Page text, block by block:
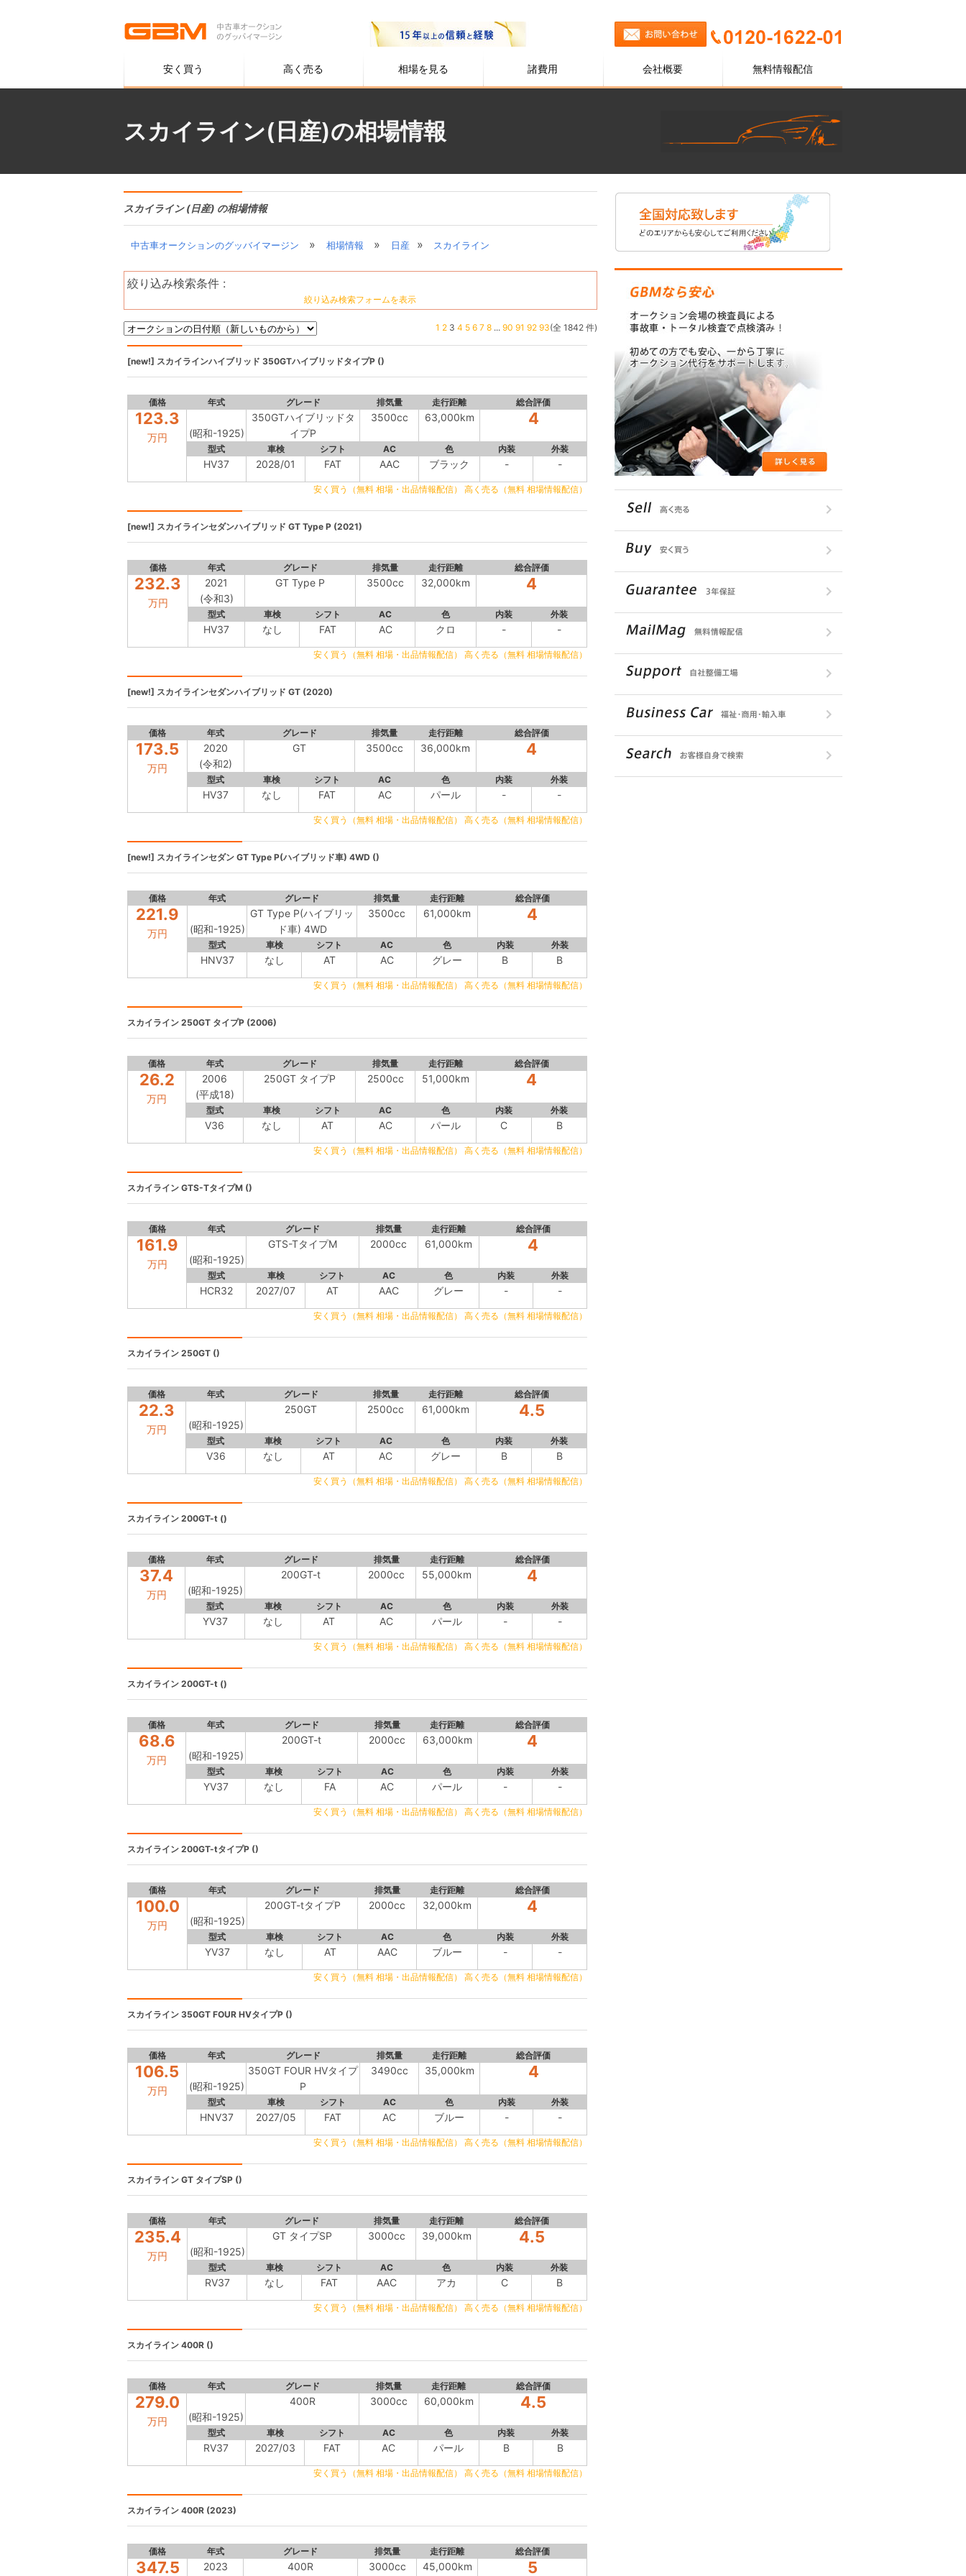
安く買う 高く売る 相場を見る 諸費用 会社概要 無料情報配信
スカイライン(日産)の相場情報
スカイライン (日産) の相場情報
中古車オークションのグッバイマージン » 相場情報 » 日産 » スカイライン
絞り込み検索条件 :
絞り込み検索フォームを表示
1 23 4 5 6 7 8... 90 91 92 93(全 1842 件)
[new!] スカイラインハイブリッド 350GTハイブリッドタイプP ()
価格 年式 グレード 排気量 走行距離 総合評価
123.3
万円 (昭和-1925)
350GTハイブリッドタ
イプP
3500cc 63,000km 4
型式 車検 シフト AC 色 内装 外装
HV37 2028/01 FAT AAC ブラック - -
安く買う（無料 相場・出品情報配信） 高く売る（無料 相場情報配信）
[new!] スカイラインセダンハイブリッド GT Type P (2021)
価格 年式 グレード 排気量 走行距離 総合評価
232.3
万円
2021
(令和3)
GT Type P 3500cc 32,000km 4
型式 車検 シフト AC 色 内装 外装
HV37 なし FAT AC クロ - -
安く買う（無料 相場・出品情報配信） 高く売る（無料 相場情報配信）
[new!] スカイラインセダンハイブリッド GT (2020)
価格 年式 グレード 排気量 走行距離 総合評価
173.5
万円
2020
(令和2)
GT 3500cc 36,000km 4
型式 車検 シフト AC 色 内装 外装
HV37 なし FAT AC パール - -
安く買う（無料 相場・出品情報配信） 高く売る（無料 相場情報配信）
[new!] スカイラインセダン GT Type P(ハイブリッド車) 4WD ()
価格 年式 グレード 排気量 走行距離 総合評価
221.9
万円 (昭和-1925)
GT Type P(ハイブリッ
ド車) 4WD
3500cc 61,000km 4
型式 車検 シフト AC 色 内装 外装
HNV37 なし AT AC グレー B B
安く買う（無料 相場・出品情報配信） 高く売る（無料 相場情報配信）
スカイライン 250GT タイプP (2006)
価格 年式 グレード 排気量 走行距離 総合評価
26.2
万円
2006
(平成18)
250GT タイプP 2500cc 51,000km 4
型式 車検 シフト AC 色 内装 外装
V36 なし AT AC パール C B
安く買う（無料 相場・出品情報配信） 高く売る（無料 相場情報配信）
スカイライン GTS-TタイプM ()
価格 年式 グレード 排気量 走行距離 総合評価
161.9
万円 (昭和-1925)
GTS-TタイプM 2000cc 61,000km 4
型式 車検 シフト AC 色 内装 外装
HCR32 2027/07 AT AAC グレー - -
安く買う（無料 相場・出品情報配信） 高く売る（無料 相場情報配信）
スカイライン 250GT ()
価格 年式 グレード 排気量 走行距離 総合評価
22.3
万円 (昭和-1925)
250GT 2500cc 61,000km 4.5
型式 車検 シフト AC 色 内装 外装
V36 なし AT AC グレー B B
安く買う（無料 相場・出品情報配信） 高く売る（無料 相場情報配信）
スカイライン 200GT-t ()
価格 年式 グレード 排気量 走行距離 総合評価
37.4
万円 (昭和-1925)
200GT-t 2000cc 55,000km 4
型式 車検 シフト AC 色 内装 外装
YV37 なし AT AC パール - -
安く買う（無料 相場・出品情報配信） 高く売る（無料 相場情報配信）
スカイライン 200GT-t ()
価格 年式 グレード 排気量 走行距離 総合評価
68.6
万円 (昭和-1925)
200GT-t 2000cc 63,000km 4
型式 車検 シフト AC 色 内装 外装
YV37 なし FA AC パール - -
安く買う（無料 相場・出品情報配信） 高く売る（無料 相場情報配信）
スカイライン 200GT-tタイプP ()
価格 年式 グレード 排気量 走行距離 総合評価
100.0
万円 (昭和-1925)
200GT-tタイプP 2000cc 32,000km 4
型式 車検 シフト AC 色 内装 外装
YV37 なし AT AAC ブルー - -
安く買う（無料 相場・出品情報配信） 高く売る（無料 相場情報配信）
スカイライン 350GT FOUR HVタイプP ()
価格 年式 グレード 排気量 走行距離 総合評価
106.5
万円 (昭和-1925)
350GT FOUR HVタイプ
P
3490cc 35,000km 4
型式 車検 シフト AC 色 内装 外装
HNV37 2027/05 FAT AC ブルー - -
安く買う（無料 相場・出品情報配信） 高く売る（無料 相場情報配信）
スカイライン GT タイプSP ()
価格 年式 グレード 排気量 走行距離 総合評価
235.4
万円 (昭和-1925)
GT タイプSP 3000cc 39,000km 4.5
型式 車検 シフト AC 色 内装 外装
RV37 なし FAT AAC アカ C B
安く買う（無料 相場・出品情報配信） 高く売る（無料 相場情報配信）
スカイライン 400R ()
価格 年式 グレード 排気量 走行距離 総合評価
279.0
万円 (昭和-1925)
400R 3000cc 60,000km 4.5
型式 車検 シフト AC 色 内装 外装
RV37 2027/03 FAT AC パール B B
安く買う（無料 相場・出品情報配信） 高く売る（無料 相場情報配信）
スカイライン 400R (2023)
価格 年式 グレード 排気量 走行距離 総合評価
347.5
2023
400R 3000cc 45,000km 5